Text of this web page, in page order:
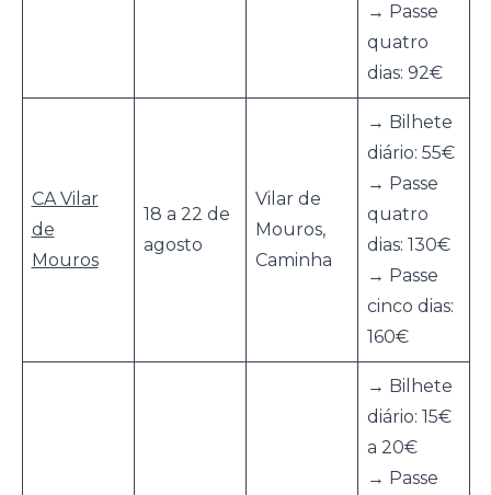
→ Passe
quatro
dias: 92€
CA Vilar
de
Mouros
18 a 22 de
agosto
Vilar de
Mouros,
Caminha
→ Bilhete
diário: 55€
→ Passe
quatro
dias: 130€
→ Passe
cinco dias:
160€
→ Bilhete
diário: 15€
a 20€
→ Passe